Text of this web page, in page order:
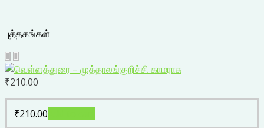
புத்தகங்கள்
₹210.00
₹210.00